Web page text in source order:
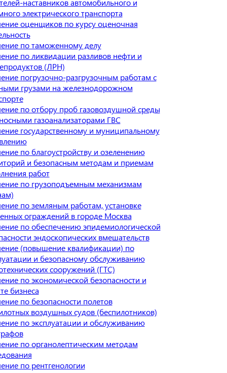
наставников автомобильного и
электрического транспорта
оценщиков по курсу оценочная
по таможенному делу
по ликвидации разливов нефти и
(ЛРН)
погрузочно-разгрузочным работам с
грузами на железнодорожном
по отбору проб газовоздушной среды
газоанализаторами ГВС
государственному и муниципальному
по благоустройству и озеленению
и безопасным методам и приемам
работ
по грузоподъемным механизмам
по земляным работам, установке
ограждений в городе Москва
по обеспечению эпидемиологической
эндоскопических вмешательств
(повышение квалификации) по
и безопасному обслуживанию
сооружений (ГТС)
по экономической безопасности и
бизнеса
по безопасности полетов
воздушных судов (беспилотников)
по эксплуатации и обслуживанию
по органолептическим методам
по рентгенологии